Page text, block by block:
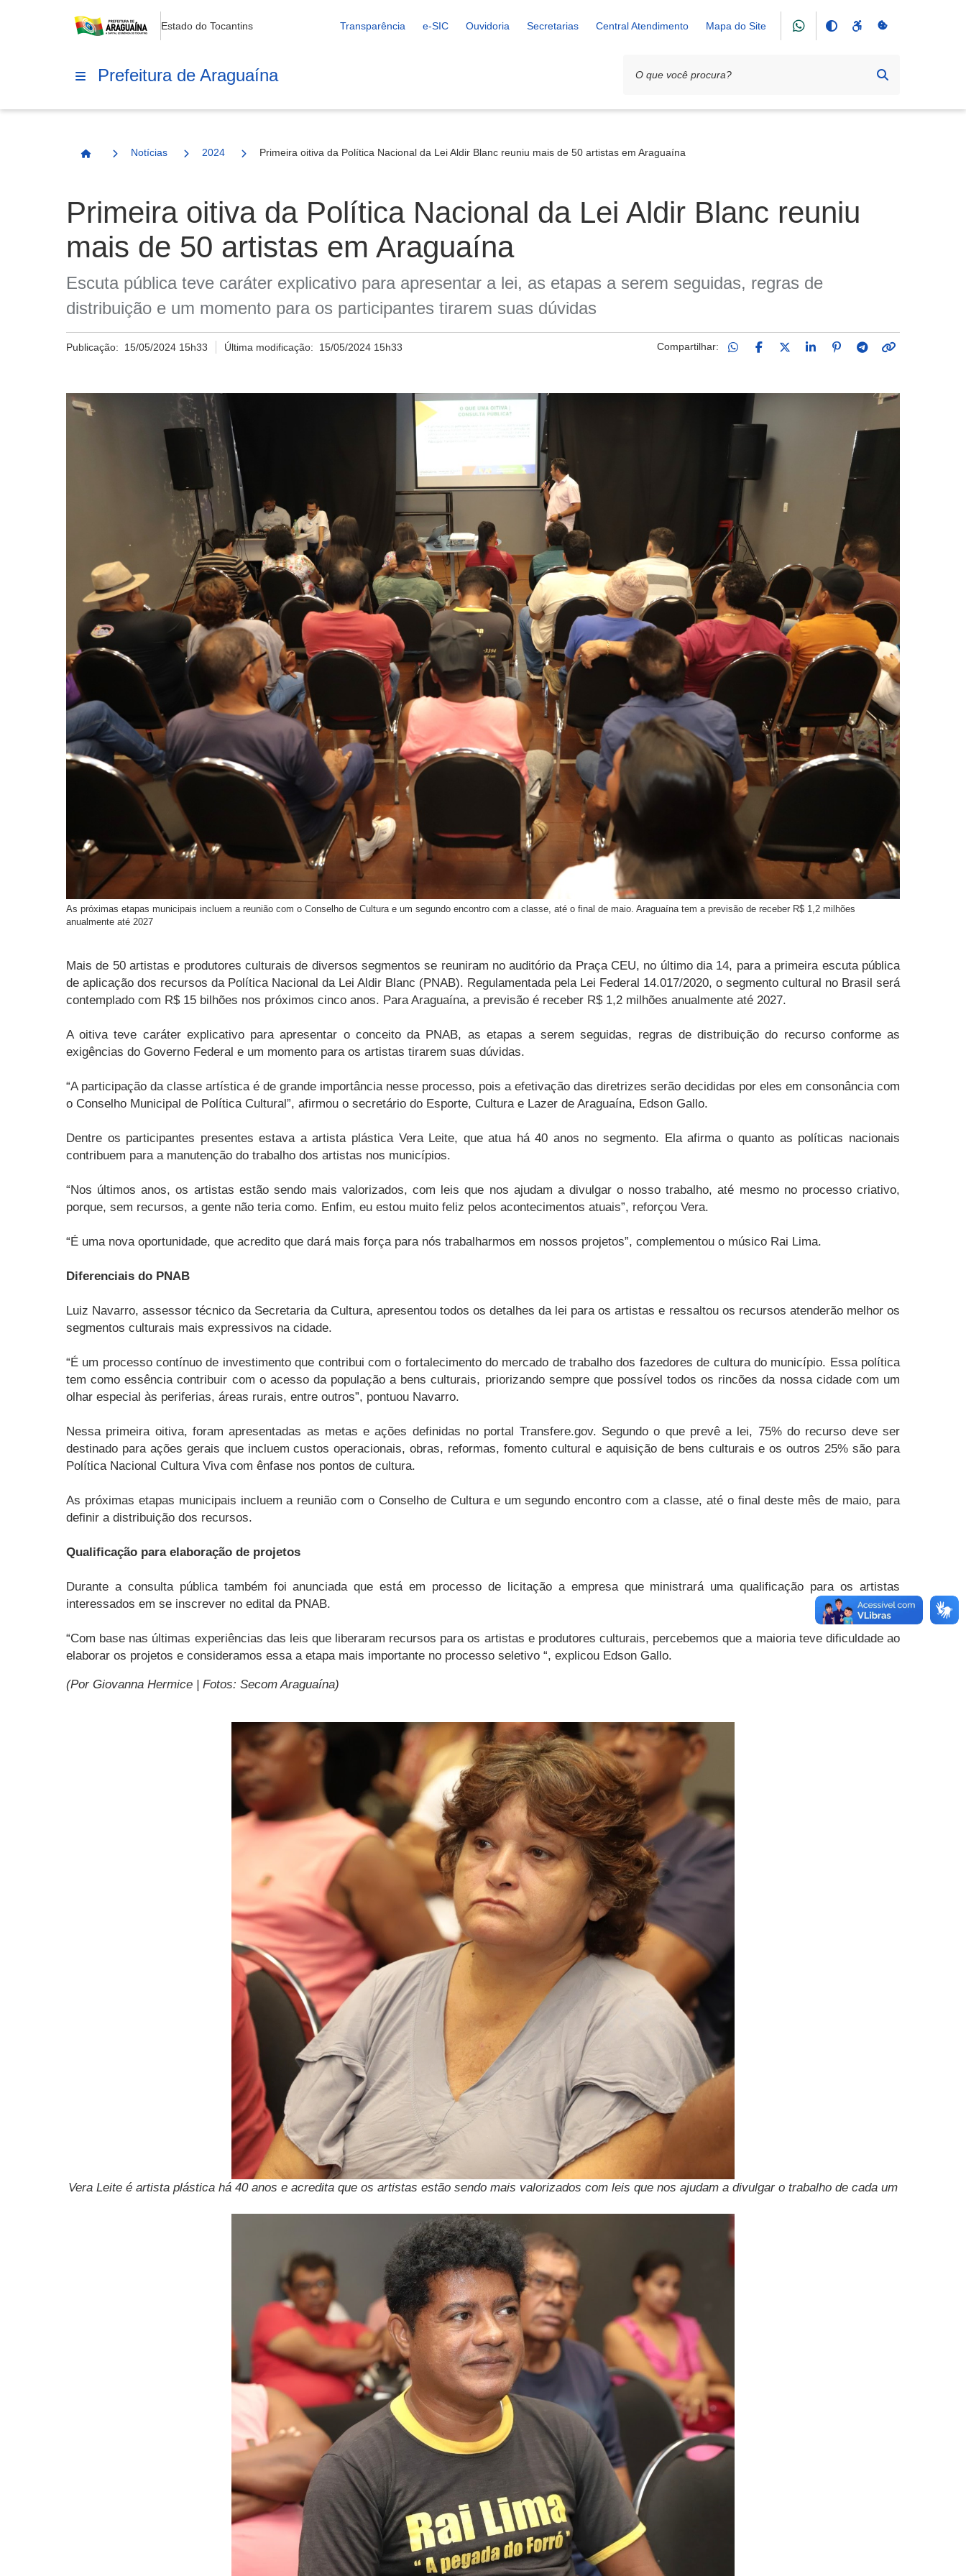
Estado do Tocantins Transparência e-SIC Ouvidoria Secretarias Central Atendimento Mapa do Site
Prefeitura de Araguaína
Página Inicial
Notícias 2024 Primeira oitiva da Política Nacional da Lei Aldir Blanc reuniu mais de 50 artistas em Araguaína
Primeira oitiva da Política Nacional da Lei Aldir Blanc reuniu
mais de 50 artistas em Araguaína
Escuta pública teve caráter explicativo para apresentar a lei, as etapas a serem seguidas, regras de
distribuição e um momento para os participantes tirarem suas dúvidas
Publicação: 15/05/2024 15h33 Última modificação: 15/05/2024 15h33 Compartilhar:
As próximas etapas municipais incluem a reunião com o Conselho de Cultura e um segundo encontro com a classe, até o final de maio. Araguaína tem a previsão de receber R$ 1,2 milhões
anualmente até 2027
Mais de 50 artistas e produtores culturais de diversos segmentos se reuniram no auditório da Praça CEU, no último dia 14, para a primeira escuta pública
de aplicação dos recursos da Política Nacional da Lei Aldir Blanc (PNAB). Regulamentada pela Lei Federal 14.017/2020, o segmento cultural no Brasil será
contemplado com R$ 15 bilhões nos próximos cinco anos. Para Araguaína, a previsão é receber R$ 1,2 milhões anualmente até 2027.
A oitiva teve caráter explicativo para apresentar o conceito da PNAB, as etapas a serem seguidas, regras de distribuição do recurso conforme as
exigências do Governo Federal e um momento para os artistas tirarem suas dúvidas.
“A participação da classe artística é de grande importância nesse processo, pois a efetivação das diretrizes serão decididas por eles em consonância com
o Conselho Municipal de Política Cultural”, afirmou o secretário do Esporte, Cultura e Lazer de Araguaína, Edson Gallo.
Dentre os participantes presentes estava a artista plástica Vera Leite, que atua há 40 anos no segmento. Ela afirma o quanto as políticas nacionais
contribuem para a manutenção do trabalho dos artistas nos municípios.
“Nos últimos anos, os artistas estão sendo mais valorizados, com leis que nos ajudam a divulgar o nosso trabalho, até mesmo no processo criativo,
porque, sem recursos, a gente não teria como. Enfim, eu estou muito feliz pelos acontecimentos atuais”, reforçou Vera.
“É uma nova oportunidade, que acredito que dará mais força para nós trabalharmos em nossos projetos”, complementou o músico Rai Lima.
Diferenciais do PNAB
Luiz Navarro, assessor técnico da Secretaria da Cultura, apresentou todos os detalhes da lei para os artistas e ressaltou os recursos atenderão melhor os
segmentos culturais mais expressivos na cidade.
“É um processo contínuo de investimento que contribui com o fortalecimento do mercado de trabalho dos fazedores de cultura do município. Essa política
tem como essência contribuir com o acesso da população a bens culturais, priorizando sempre que possível todos os rincões da nossa cidade com um
olhar especial às periferias, áreas rurais, entre outros”, pontuou Navarro.
Nessa primeira oitiva, foram apresentadas as metas e ações definidas no portal Transfere.gov. Segundo o que prevê a lei, 75% do recurso deve ser
destinado para ações gerais que incluem custos operacionais, obras, reformas, fomento cultural e aquisição de bens culturais e os outros 25% são para
Política Nacional Cultura Viva com ênfase nos pontos de cultura.
As próximas etapas municipais incluem a reunião com o Conselho de Cultura e um segundo encontro com a classe, até o final deste mês de maio, para
definir a distribuição dos recursos.
Qualificação para elaboração de projetos
Durante a consulta pública também foi anunciada que está em processo de licitação a empresa que ministrará uma qualificação para os artistas
interessados em se inscrever no edital da PNAB.
“Com base nas últimas experiências das leis que liberaram recursos para os artistas e produtores culturais, percebemos que a maioria teve dificuldade ao
elaborar os projetos e consideramos essa a etapa mais importante no processo seletivo “, explicou Edson Gallo.
(Por Giovanna Hermice | Fotos: Secom Araguaína)
Vera Leite é artista plástica há 40 anos e acredita que os artistas estão sendo mais valorizados com leis que nos ajudam a divulgar o trabalho de cada um